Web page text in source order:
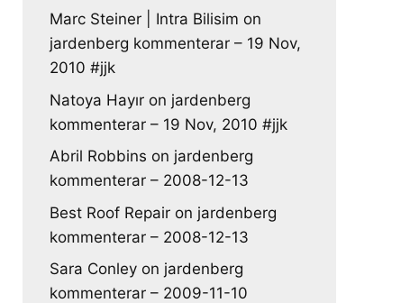
Marc Steiner | Intra Bilisim on
jardenberg kommenterar – 19 Nov,
2010 #jjk
Natoya Hayır on jardenberg
kommenterar – 19 Nov, 2010 #jjk
Abril Robbins on jardenberg
kommenterar – 2008-12-13
Best Roof Repair on jardenberg
kommenterar – 2008-12-13
Sara Conley on jardenberg
kommenterar – 2009-11-10